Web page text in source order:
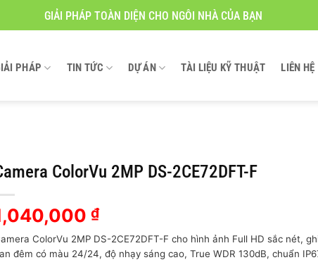
GIẢI PHÁP TOÀN DIỆN CHO NGÔI NHÀ CỦA BẠN
PHÁP TIN TỨC DỰ ÁN TÀI LIỆU KỸ THUẬT LIÊN HỆ
ColorVu 2MP DS-2CE72DFT-F
₫
ColorVu 2MP DS-2CE72DFT-F cho hình ảnh Full HD sắc nét,
đêm có màu 24/24, độ nhạy sáng cao, True WDR 130dB, chuẩn